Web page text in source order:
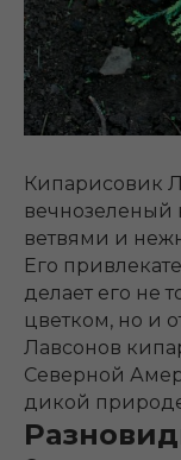
Кипарисовик
вечнозеленый
ветвями и
Его
делает его не
цветком, но и
Лавсонов
Северной
дикой